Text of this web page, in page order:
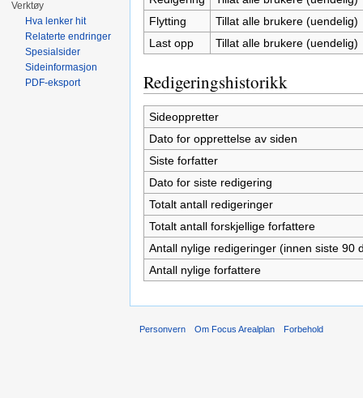
Flytting
Tillat alle brukere (uendelig)
Last opp
Tillat alle brukere (uendelig)
Redigeringshistorikk
Sideoppretter
Dato for opprettelse av siden
Siste forfatter
Dato for siste redigering
Totalt antall redigeringer
Totalt antall forskjellige forfattere
Antall nylige redigeringer (innen siste 90
Antall nylige forfattere
Verktøy
Hva lenker hit
Relaterte endringer
Spesialsider
Sideinformasjon
PDF-eksport
Personvern Om Focus Arealplan Forbehold